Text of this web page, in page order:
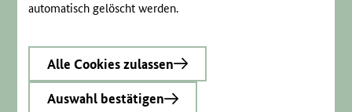
automatisch gelöscht werden.
Alle Cookies zulassen
Auswahl bestätigen